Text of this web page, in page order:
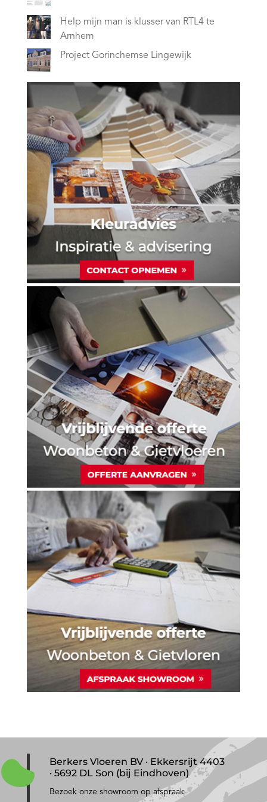
Help mijn man is klusser van RTL4 te
Arnhem
Project Gorinchemse Lingewijk
Berkers Vloeren BV · Ekkersrijt 4403
· 5692 DL Son (bij Eindhoven)
Bezoek onze showroom op afspraak